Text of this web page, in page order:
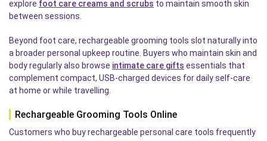
explore foot care creams and scrubs to maintain smooth skin
between sessions.
Beyond foot care, rechargeable grooming tools slot naturally into
a broader personal upkeep routine. Buyers who maintain skin and
body regularly also browse intimate care gifts essentials that
complement compact, USB-charged devices for daily self-care
at home or while travelling.
Rechargeable Grooming Tools Online
Customers who buy rechargeable personal care tools frequently